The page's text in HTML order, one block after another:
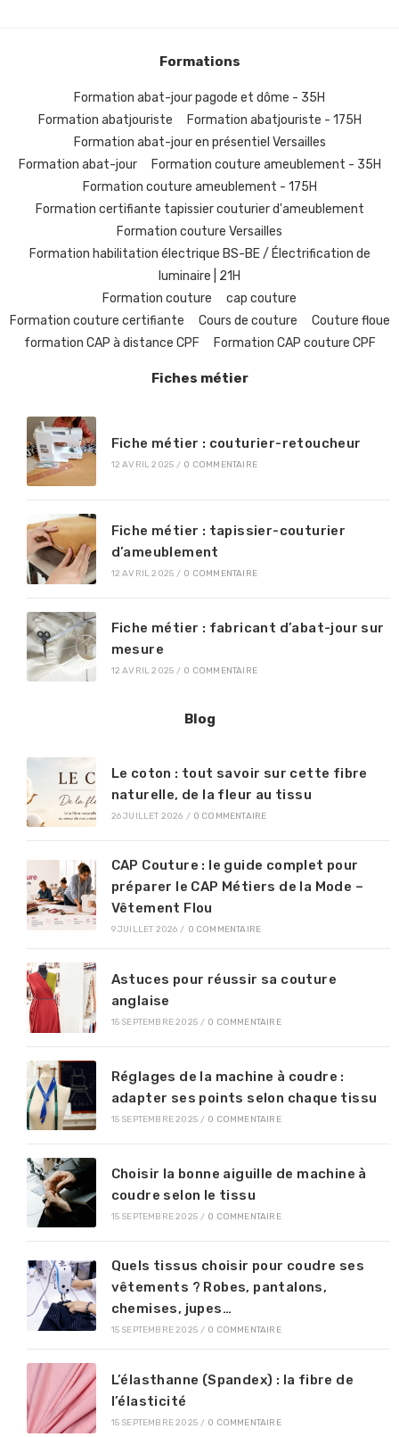
Formations
Formation abat-jour pagode et dôme - 35H
Formation abatjouriste
Formation abatjouriste - 175H
Formation abat-jour en présentiel Versailles
Formation abat-jour
Formation couture ameublement - 35H
Formation couture ameublement - 175H
Formation certifiante tapissier couturier d'ameublement
Formation couture Versailles
Formation habilitation électrique BS-BE / Électrification de
luminaire | 21H
Formation couture
cap couture
Formation couture certifiante
Cours de couture
Couture floue
formation CAP à distance CPF
Formation CAP couture CPF
Fiches métier
Fiche métier : couturier-retoucheur
12 AVRIL 2025 / 0 COMMENTAIRE
Fiche métier : tapissier-couturier
d’ameublement
12 AVRIL 2025 / 0 COMMENTAIRE
Fiche métier : fabricant d’abat-jour sur
mesure
12 AVRIL 2025 / 0 COMMENTAIRE
Blog
Le coton : tout savoir sur cette fibre
naturelle, de la fleur au tissu
26 JUILLET 2026 / 0 COMMENTAIRE
CAP Couture : le guide complet pour
préparer le CAP Métiers de la Mode –
Vêtement Flou
9 JUILLET 2026 / 0 COMMENTAIRE
Astuces pour réussir sa couture
anglaise
15 SEPTEMBRE 2025 / 0 COMMENTAIRE
Réglages de la machine à coudre :
adapter ses points selon chaque tissu
15 SEPTEMBRE 2025 / 0 COMMENTAIRE
Choisir la bonne aiguille de machine à
coudre selon le tissu
15 SEPTEMBRE 2025 / 0 COMMENTAIRE
Quels tissus choisir pour coudre ses
vêtements ? Robes, pantalons,
chemises, jupes…
15 SEPTEMBRE 2025 / 0 COMMENTAIRE
L’élasthanne (Spandex) : la fibre de
l’élasticité
15 SEPTEMBRE 2025 / 0 COMMENTAIRE